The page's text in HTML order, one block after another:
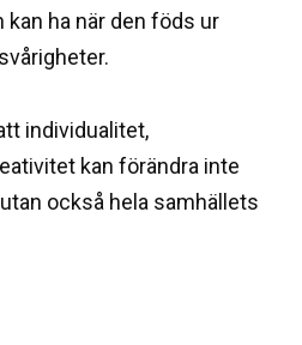
ha när den föds ur
individualitet,
kan förändra inte
också hela samhällets